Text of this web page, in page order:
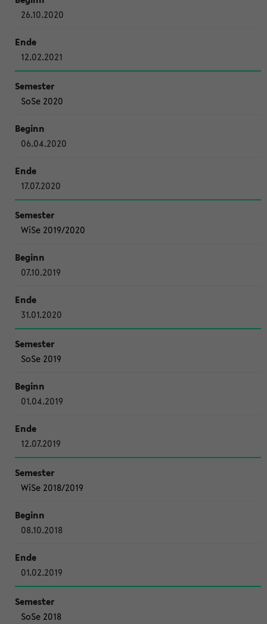
26.10.2020
12.02.2021
SoSe 2020
06.04.2020
17.07.2020
WiSe 2019/2020
07.10.2019
31.01.2020
SoSe 2019
01.04.2019
12.07.2019
WiSe 2018/2019
08.10.2018
01.02.2019
SoSe 2018